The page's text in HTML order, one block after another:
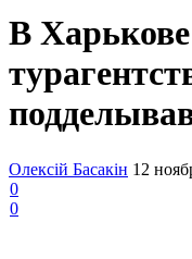
В
Олексій Басакін 12
0
0